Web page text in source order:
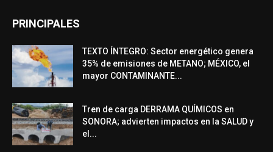
PRINCIPALES
TEXTO ÍNTEGRO: Sector energético genera
35% de emisiones de METANO; MÉXICO, el
mayor CONTAMINANTE...
Tren de carga DERRAMA QUÍMICOS en
SONORA; advierten impactos en la SALUD y
el...